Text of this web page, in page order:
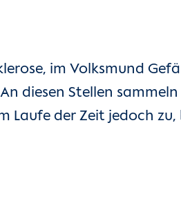
im Volksmund
diesen Stellen
der Zeit jedoch zu,